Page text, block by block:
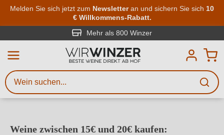
Zum Hauptinhalt springen
Melden Sie sich jetzt zum Newsletteran und sichern Sie sich 10
€ Willkommens-Rabatt.
Mehr als 800 Winzer
Weine zwischen 15€ und 20€ kaufen:
Weinsuche
Mindestens 3 Zeichen eingeben
Beschreiben Sie, welchen Wein
Sie suchen – ob nach Geschmack,
Kriterien.